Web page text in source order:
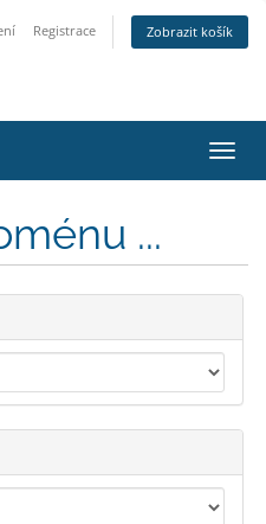
Registrace Zobrazit košík
...